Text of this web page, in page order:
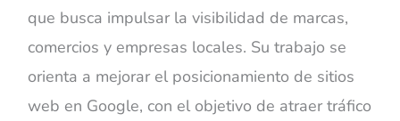
que busca impulsar la visibilidad de marcas,
comercios y empresas locales. Su trabajo se
orienta a mejorar el posicionamiento de sitios
web en Google, con el objetivo de atraer tráfico